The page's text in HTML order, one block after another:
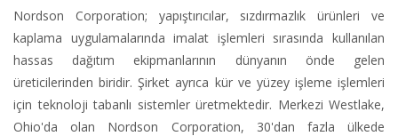
Nordson Corporation; yapıştırıcılar, sızdırmazlık ürünleri ve
kaplama uygulamalarında imalat işlemleri sırasında kullanılan
hassas dağıtım ekipmanlarının dünyanın önde gelen
üreticilerinden biridir. Şirket ayrıca kür ve yüzey işleme işlemleri
için teknoloji tabanlı sistemler üretmektedir. Merkezi Westlake,
Ohio'da olan Nordson Corporation, 30'dan fazla ülkede